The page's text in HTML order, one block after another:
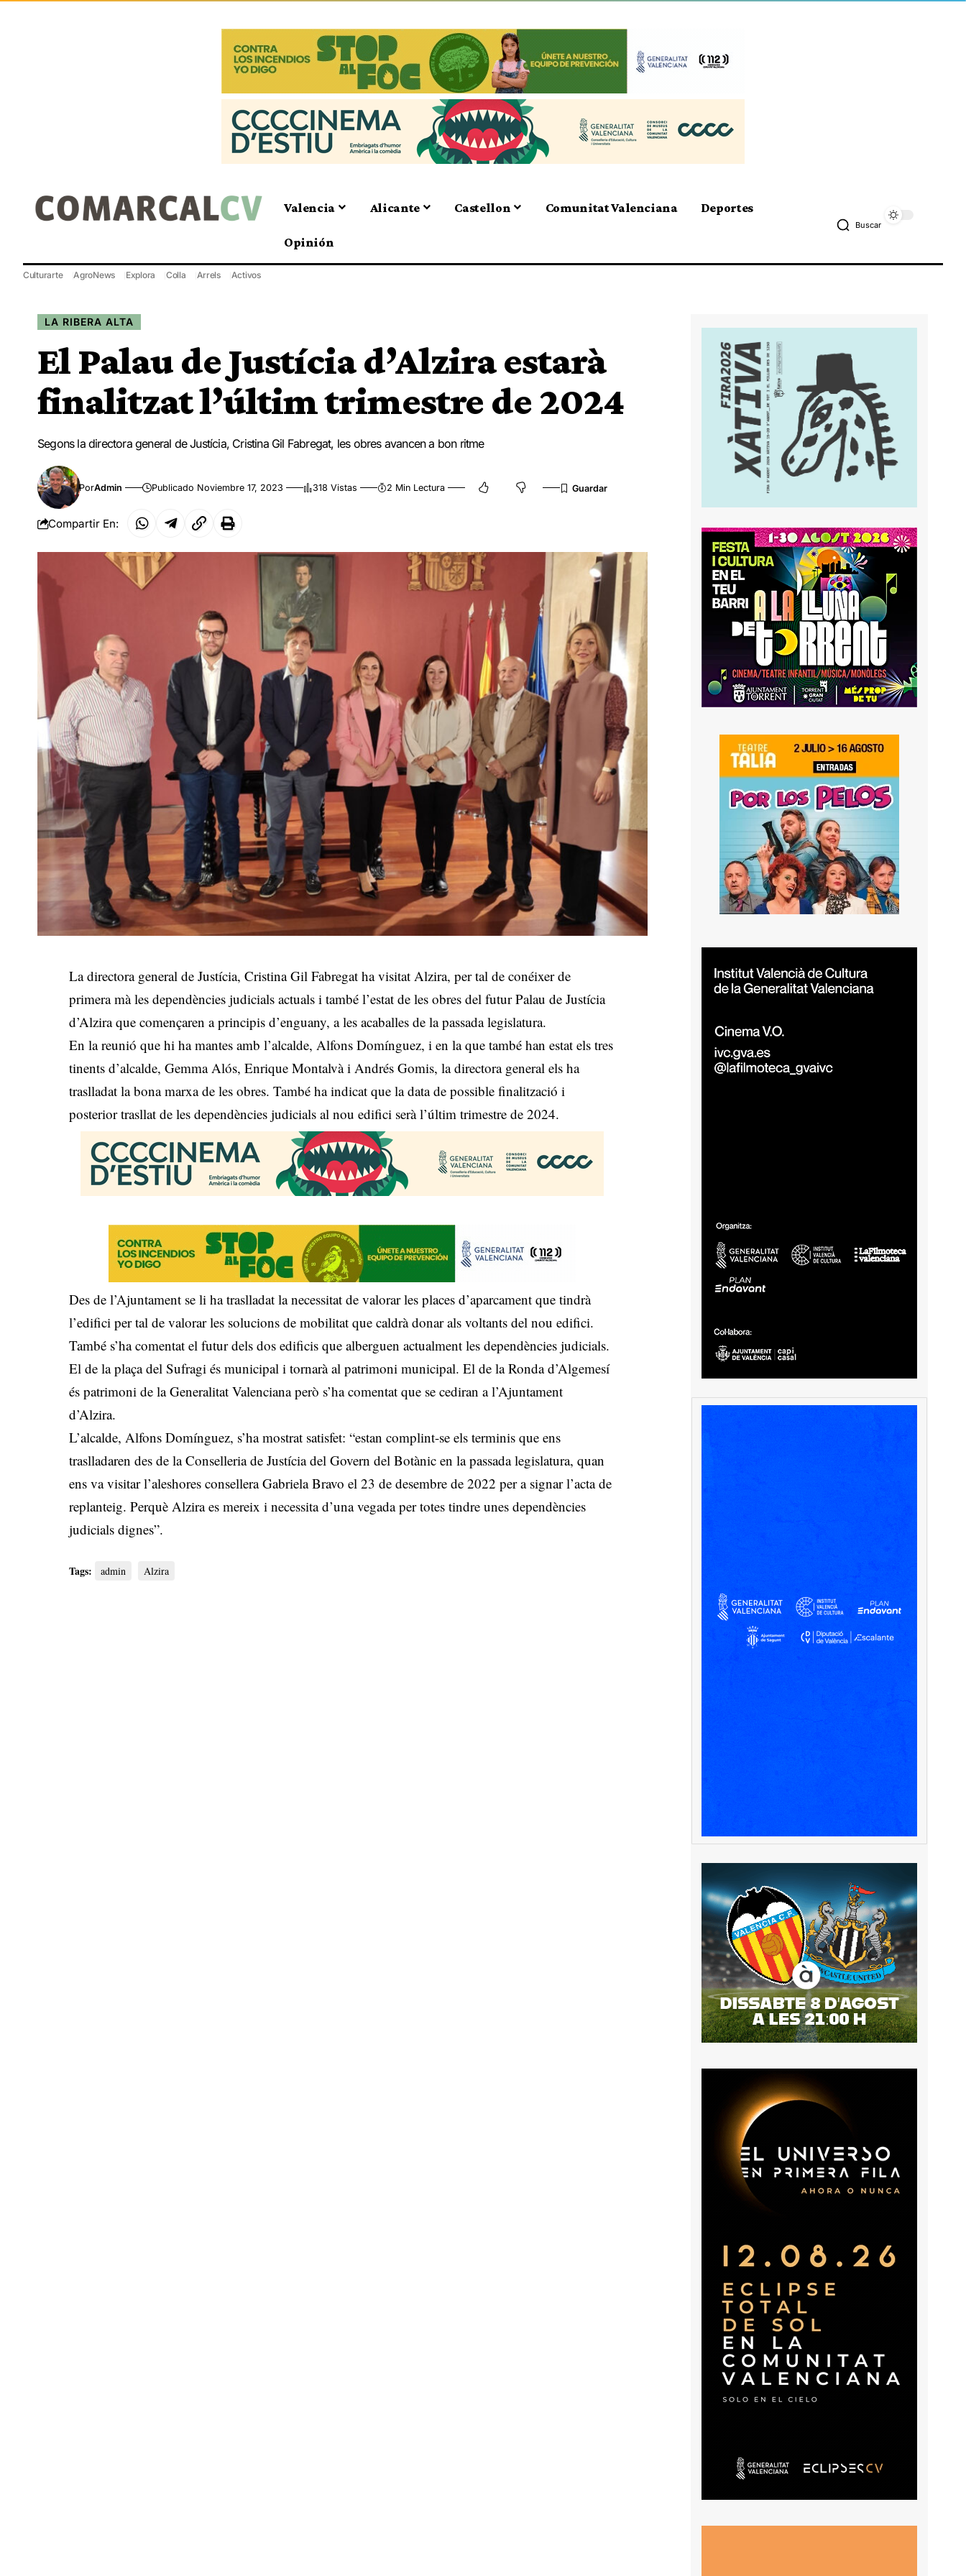
Valencia Alicante Castellon Comunitat Valenciana Deportes
Opinión
Buscar
Culturarte AgroNews Explora Colla Arrels Activos
LA RIBERA ALTA
El Palau de Justícia d’Alzira estarà
finalitzat l’últim trimestre de 2024
Segons la directora general de Justícia, Cristina Gil Fabregat, les obres avancen a bon ritme
PorAdmin Publicado Noviembre 17, 2023 318 Vistas 2 Min Lectura
Compartir En:
La directora general de Justícia, Cristina Gil Fabregat ha visitat Alzira, per tal de conéixer de
primera mà les dependències judicials actuals i també l’estat de les obres del futur Palau de Justícia
d’Alzira que començaren a principis d’enguany, a les acaballes de la passada legislatura.
En la reunió que hi ha mantes amb l’alcalde, Alfons Domínguez, i en la que també han estat els tres
tinents d’alcalde, Gemma Alós, Enrique Montalvà i Andrés Gomis, la directora general els ha
traslladat la bona marxa de les obres. També ha indicat que la data de possible finalització i
posterior trasllat de les dependències judicials al nou edifici serà l’últim trimestre de 2024.
Des de l’Ajuntament se li ha traslladat la necessitat de valorar les places d’aparcament que tindrà
l’edifici per tal de valorar les solucions de mobilitat que caldrà donar als voltants del nou edifici.
També s’ha comentat el futur dels dos edificis que alberguen actualment les dependències judicials.
El de la plaça del Sufragi és municipal i tornarà al patrimoni municipal. El de la Ronda d’Algemesí
és patrimoni de la Generalitat Valenciana però s’ha comentat que se cediran a l’Ajuntament
d’Alzira.
L’alcalde, Alfons Domínguez, s’ha mostrat satisfet: “estan complint-se els terminis que ens
traslladaren des de la Conselleria de Justícia del Govern del Botànic en la passada legislatura, quan
ens va visitar l’aleshores consellera Gabriela Bravo el 23 de desembre de 2022 per a signar l’acta de
replanteig. Perquè Alzira es mereix i necessita d’una vegada per totes tindre unes dependències
judicials dignes”.
Tags: admin Alzira